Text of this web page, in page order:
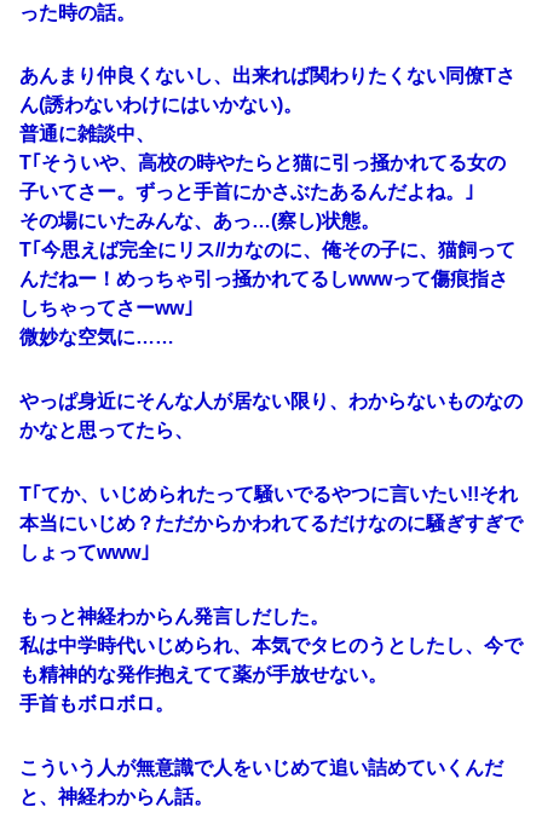
った時の話。
あんまり仲良くないし、出来れば関わりたくない同僚Tさ
ん(誘わないわけにはいかない)。
普通に雑談中、
T｢そういや、高校の時やたらと猫に引っ掻かれてる女の
子いてさー。ずっと手首にかさぶたあるんだよね。｣
その場にいたみんな、あっ…(察し)状態。
T｢今思えば完全にリス//カなのに、俺その子に、猫飼って
んだねー！めっちゃ引っ掻かれてるしwwwって傷痕指さ
しちゃってさーww｣
微妙な空気に……
やっぱ身近にそんな人が居ない限り、わからないものなの
かなと思ってたら、
T｢てか、いじめられたって騒いでるやつに言いたい!!それ
本当にいじめ？ただからかわれてるだけなのに騒ぎすぎで
しょってwww｣
もっと神経わからん発言しだした。
私は中学時代いじめられ、本気でタヒのうとしたし、今で
も精神的な発作抱えてて薬が手放せない。
手首もボロボロ。
こういう人が無意識で人をいじめて追い詰めていくんだ
と、神経わからん話。